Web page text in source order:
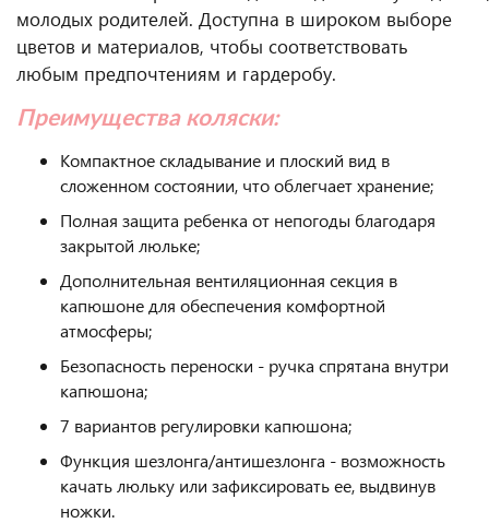
молодых родителей. Доступна в широком выборе
цветов и материалов, чтобы соответствовать
любым предпочтениям и гардеробу.
Преимущества коляски:
Компактное складывание и плоский вид в
сложенном состоянии, что облегчает хранение;
Полная защита ребенка от непогоды благодаря
закрытой люльке;
Дополнительная вентиляционная секция в
капюшоне для обеспечения комфортной
атмосферы;
Безопасность переноски - ручка спрятана внутри
капюшона;
7 вариантов регулировки капюшона;
Функция шезлонга/антишезлонга - возможность
качать люльку или зафиксировать ее, выдвинув
ножки.